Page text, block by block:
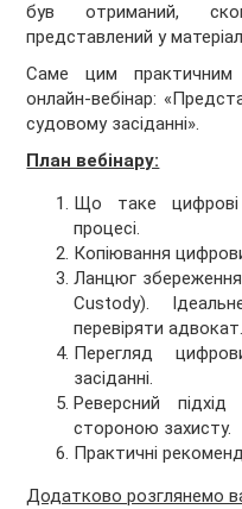
був отриманий,
представлений у
Саме цим практичним
онлайн-вебінар:
судовому засіданні».
План вебінару:
Що таке цифрові
процесі.
Копіювання
Ланцюг
Custody).
перевіряти адвокат.
Перегляд
засіданні.
Реверсний
стороною захисту.
Практичні
Додатково розглянемо